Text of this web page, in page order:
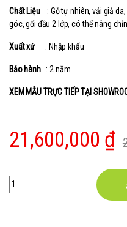
Chất Liệu: Gỗ tự nhiên, vải giả da,
góc, gối đầu 2 lớp, có thể nâng
Xuất xứ : Nhập khẩu
Bảo hành : 2 năm
XEM MẪU TRỰC TIẾP TẠI
21,600,000 ₫
Quantity